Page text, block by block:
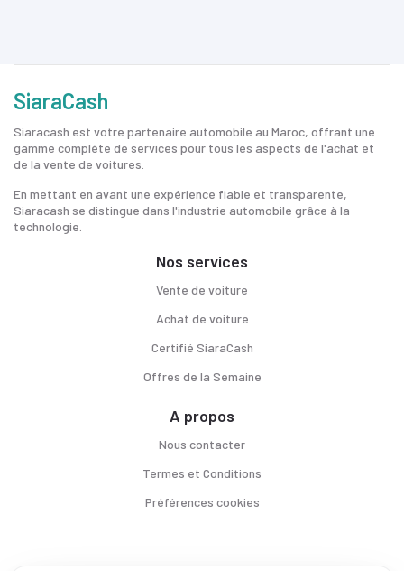
SiaraCash
Siaracash est votre partenaire automobile au Maroc, offrant une
gamme complète de services pour tous les aspects de l'achat et
de la vente de voitures.
En mettant en avant une expérience fiable et transparente,
Siaracash se distingue dans l'industrie automobile grâce à la
technologie.
Nos services
Vente de voiture
Achat de voiture
Certifié SiaraCash
Offres de la Semaine
A propos
Nous contacter
Termes et Conditions
Préférences cookies